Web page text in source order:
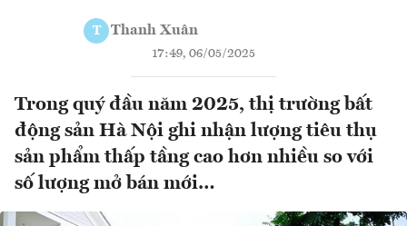
T Thanh Xuân
17:49, 06/05/2025
Trong quý đầu năm 2025, thị trường bất
động sản Hà Nội ghi nhận lượng tiêu thụ
sản phẩm thấp tầng cao hơn nhiều so với
số lượng mở bán mới…